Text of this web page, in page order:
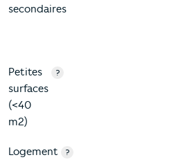
secondaires
Petites
surfaces
(<40
m2)
?
Logement
?